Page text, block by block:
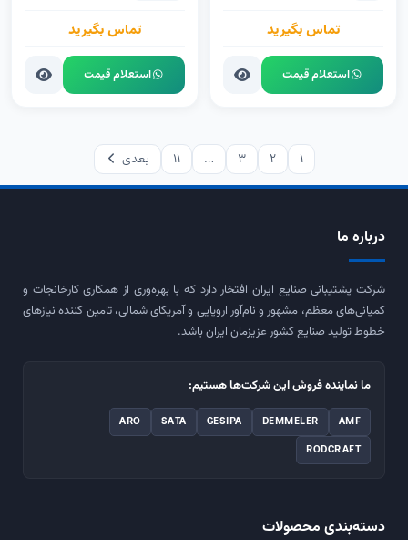
تماس بگیرید
استعلام قیمت
تماس بگیرید
استعلام قیمت
1
2
3
…
11 بعدی
درباره ما
شرکت پشتیبانی صنایع ایران افتخار دارد که با بهره‌وری از همکاری کارخانجات و
کمپانی‌های معظم، مشهور و نام‌آور اروپایی و آمریکای شمالی، تامین کننده نیازهای
خطوط تولید صنایع کشور عزیزمان ایران باشد.
ما نماینده فروش این شرکت‌ها هستیم:
AMF
DEMMELER
GESIPA
SATA
ARO
RODCRAFT
دسته‌بندی محصولات